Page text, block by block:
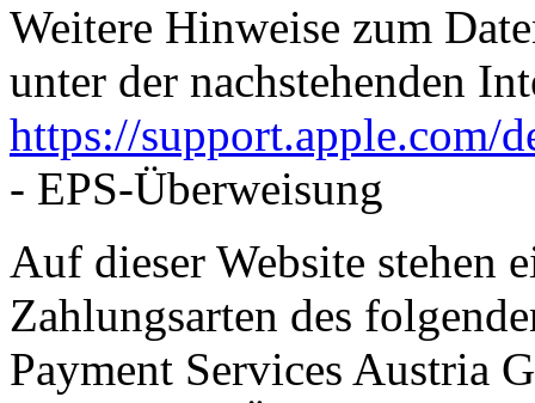
Weitere Hinweise zum
unter der nachstehenden
https://support.apple.com/
- EPS-Überweisung
Auf dieser Website stehen
Zahlungsarten des
Payment Services Austria